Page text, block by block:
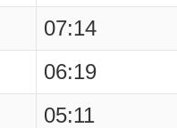
07:14
06:19
05:11